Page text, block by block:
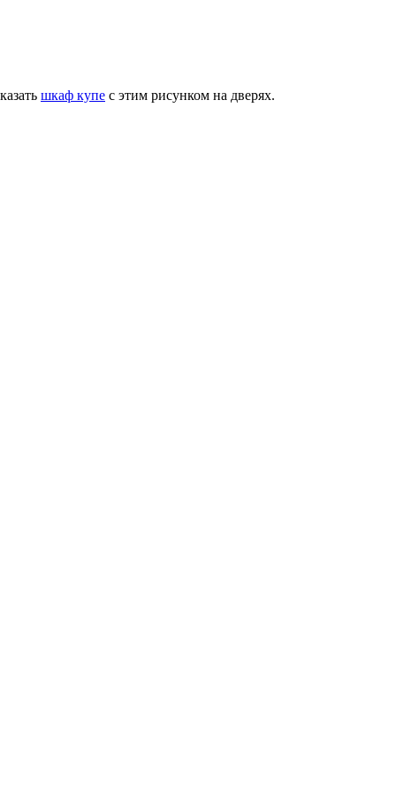
шкаф купе с этим рисунком на дверях.